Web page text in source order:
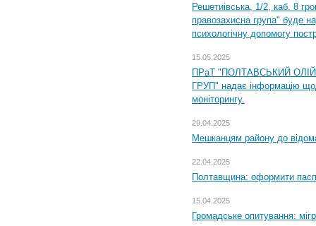
Решетиівська, 1/2, каб. 8
правозахисна група" буде
психологічну допомогу
15.05.2025
ПРаТ "ПОЛТАВСЬКИЙ
ГРУП" надає інформацію
моніторингу.
29.04.2025
Мешканцям району до
22.04.2025
Полтавщина: оформити
15.04.2025
Громадське опитування: